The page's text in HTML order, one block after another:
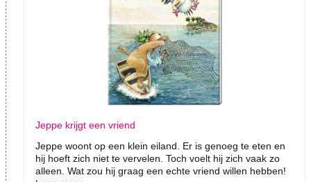
Jeppe krijgt een vriend
Jeppe woont op een klein eiland. Er is genoeg te eten en
hij hoeft zich niet te vervelen. Toch voelt hij zich vaak zo
alleen. Wat zou hij graag een echte vriend willen hebben!